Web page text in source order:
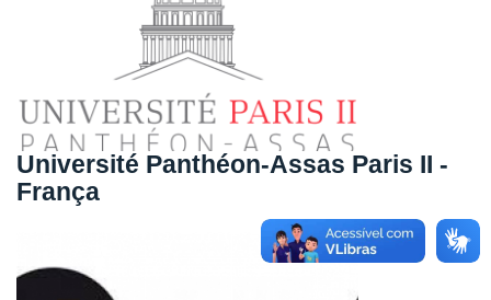
Université Panthéon-Assas Paris II -
França